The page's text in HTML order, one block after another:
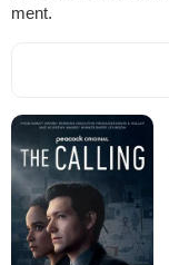
ment.